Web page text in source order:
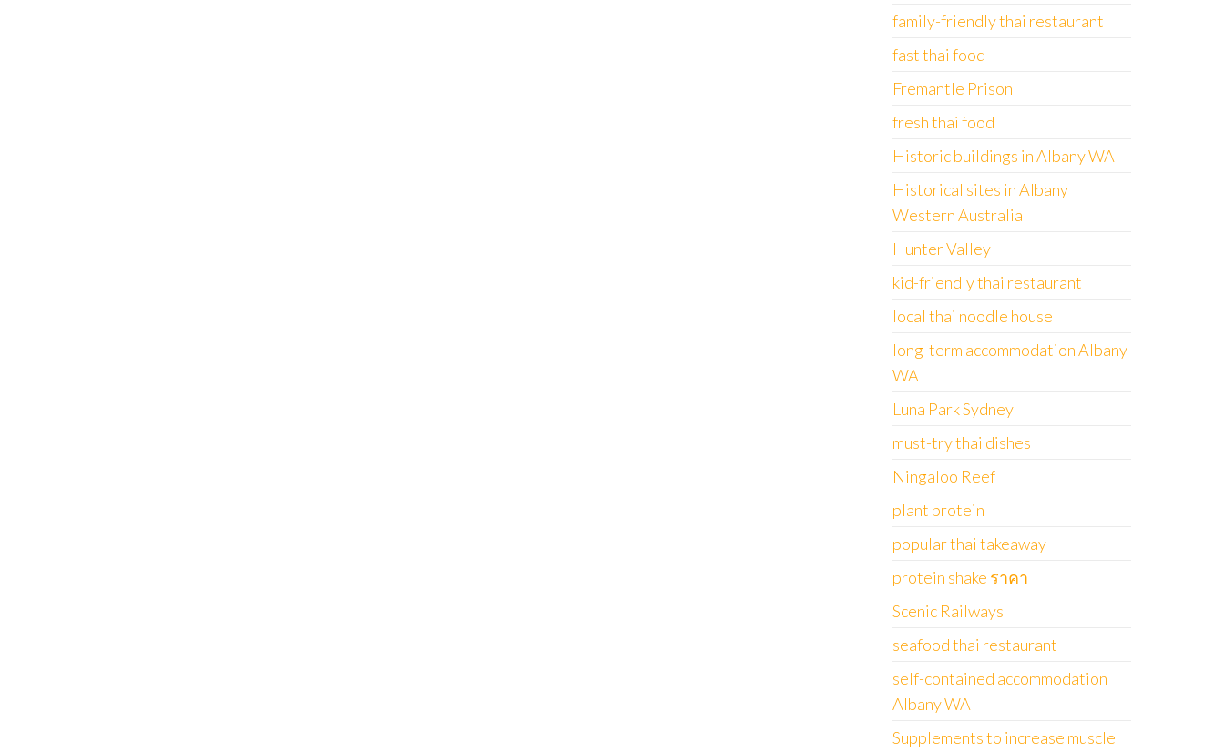
family-friendly thai restaurant
fast thai food
Fremantle Prison
fresh thai food
Historic buildings in Albany WA
Historical sites in Albany
Western Australia
Hunter Valley
kid-friendly thai restaurant
local thai noodle house
long-term accommodation Albany
WA
Luna Park Sydney
must-try thai dishes
Ningaloo Reef
plant protein
popular thai takeaway
protein shake ราคา
Scenic Railways
seafood thai restaurant
self-contained accommodation
Albany WA
Supplements to increase muscle